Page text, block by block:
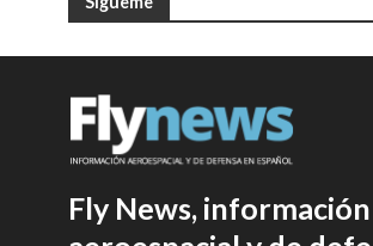
Fly News, información